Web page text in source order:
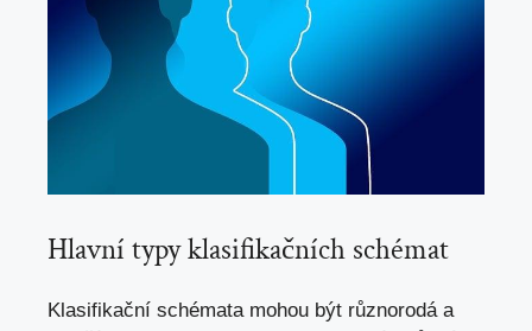
Hlavní typy klasifikačních schémat
Klasifikační schémata mohou být různorodá a